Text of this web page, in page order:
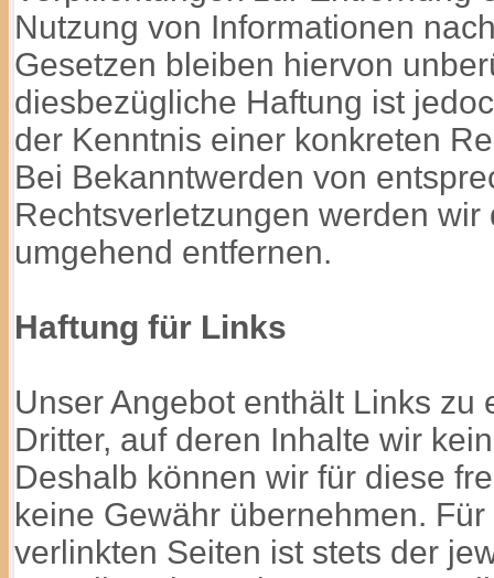
Nutzung von Informationen
Gesetzen bleiben hiervon
diesbezügliche Haftung ist
der Kenntnis einer konkreten
Bei Bekanntwerden von
Rechtsverletzungen werden wir
umgehend entfernen.
Haftung für Links
Unser Angebot enthält Links zu
Dritter, auf deren Inhalte wir
Deshalb können wir für diese
keine Gewähr übernehmen.
verlinkten Seiten ist stets der